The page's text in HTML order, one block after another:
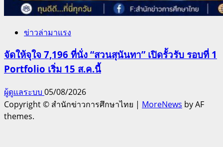
ข่าวล่ามาแรง
จัดให้จุใจ 7,196 ที่นั่ง “สวนสุนันทา” เปิดรั้วรับ รอบที่ 1
Portfolio เริ่ม 15 ส.ค.นี้
ผู้ดูแลระบบ 05/08/2026
Copyright © สำนักข่าวการศึกษาไทย | MoreNews by AF
themes.